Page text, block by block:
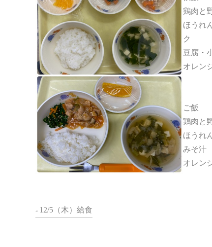
鶏肉と
ほうれ
ク
豆腐・
オレン
ご飯
鶏肉と
ほうれ
みそ汁
オレン
« 12/5（木）給食